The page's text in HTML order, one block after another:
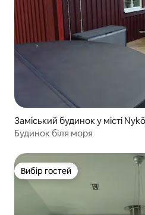
Заміський будинок у місті
Будинок біля моря
Вибір гостей
Вибір гостей